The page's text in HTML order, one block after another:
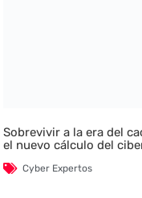
Sobrevivir a la era del
el nuevo cálculo del
Cyber Expertos